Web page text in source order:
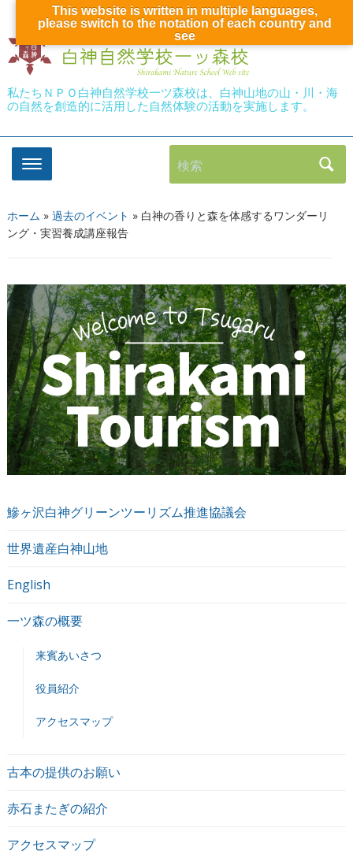
私たちＮＰＯ白神自然学校一ツ森校は、白神山地の山・川・海
の自然を創造的に活用した自然体験の活動を実施します。
検索
ホーム » 過去のイベント » 白神の香りと森を体感するワンダーリ
ング・実習養成講座報告
鰺ヶ沢白神グリーンツーリズム推進協議会
世界遺産白神山地
English
一ツ森の概要
来賓あいさつ
役員紹介
アクセスマップ
古本の提供のお願い
赤石またぎの紹介
アクセスマップ
This website is written in multiple languages,
please switch to the notation of each country and
see